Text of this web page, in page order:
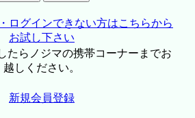
ログインできない方はこちらから
お試し下さい
たらノジマの携帯コーナーまでお
越しください。
新規会員登録